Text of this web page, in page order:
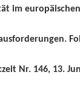
im
Nr. 146, 13.